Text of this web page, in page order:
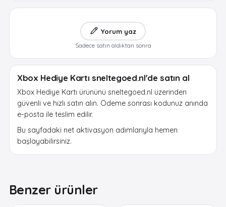
Yorum yaz
Sadece satın aldıktan sonra
Xbox Hediye Kartı sneltegoed.nl'de satın al
Xbox Hediye Kartı ürününü sneltegoed.nl üzerinden
güvenli ve hızlı satın alın. Ödeme sonrası kodunuz anında
e-posta ile teslim edilir.
Bu sayfadaki net aktivasyon adımlarıyla hemen
başlayabilirsiniz.
Benzer ürünler